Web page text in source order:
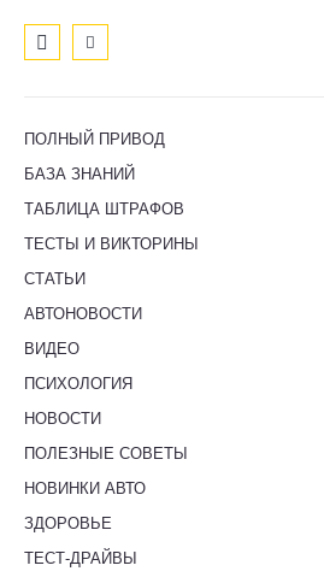
ПОЛНЫЙ ПРИВОД
БАЗА ЗНАНИЙ
ТАБЛИЦА ШТРАФОВ
ТЕСТЫ И ВИКТОРИНЫ
СТАТЬИ
АВТОНОВОСТИ
ВИДЕО
ПСИХОЛОГИЯ
НОВОСТИ
ПОЛЕЗНЫЕ СОВЕТЫ
НОВИНКИ АВТО
ЗДОРОВЬЕ
ТЕСТ-ДРАЙВЫ